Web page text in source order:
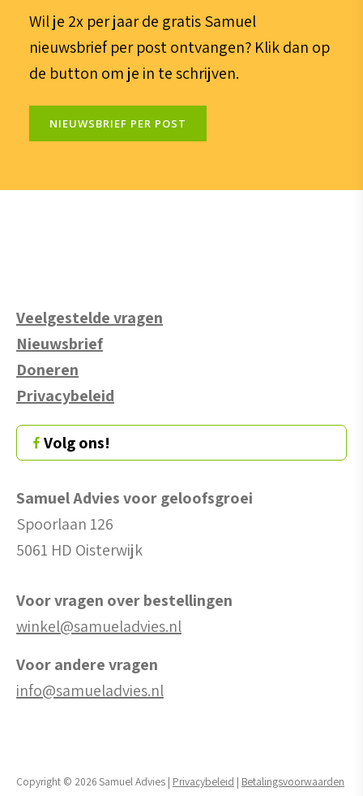
Wil je 2x per jaar de gratis Samuel
nieuwsbrief per post ontvangen? Klik dan op
de button om je in te schrijven.
NIEUWSBRIEF PER POST
Veelgestelde vragen
Nieuwsbrief
Doneren
Privacybeleid
Volg ons!
Samuel Advies voor geloofsgroei
Spoorlaan 126
5061 HD Oisterwijk
Voor vragen over bestellingen
winkel@samueladvies.nl
Voor andere vragen
info@samueladvies.nl
Copyright © 2026 Samuel Advies | Privacybeleid | Betalingsvoorwaarden